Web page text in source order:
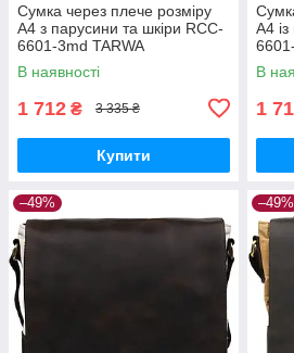
Сумка через плече розміру
А4 з парусини та шкіри RCC-
6601-3md TARWA
В наявності
1 712 ₴ 3 335 ₴
Купити
А4
В
1
–49% –49%